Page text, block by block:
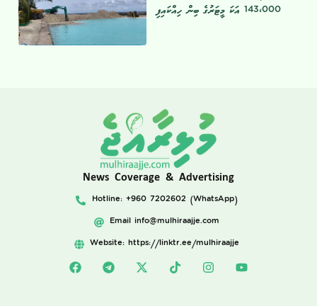
143،000 އަކަ މީޓަރުގެ ބިން ހިއްކައިފި
News Coverage & Advertising
Hotline: +960 7202602 (WhatsApp)
Email info@mulhiraajje.com
Website: https://linktr.ee/mulhiraajje